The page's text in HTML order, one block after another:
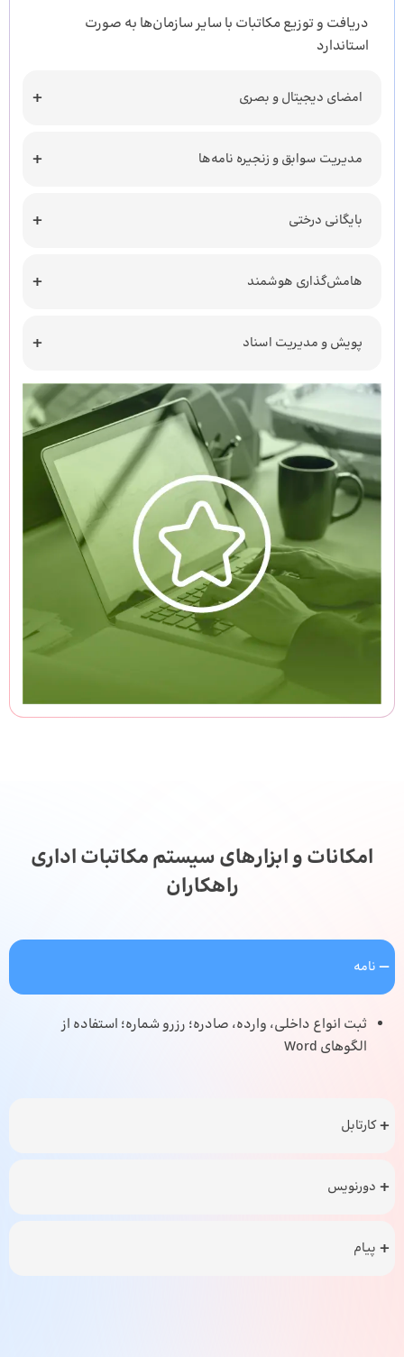
دریافت و توزیع مکاتبات با سایر سازمان‌ها به صورت
استاندارد
امضای دیجیتال و بصری
مدیریت سوابق و زنجیره نامه‌ها
بایگانی درختی
هامش‌گذاری هوشمند
پویش و مدیریت اسناد
امکانات و ابزارهای سیستم مکاتبات اداری
راهکاران
نامه
ثبت انواع داخلی، وارده، صادره؛ رزرو شماره؛ استفاده از
الگوهای Word
کارتابل
دورنویس
پیام